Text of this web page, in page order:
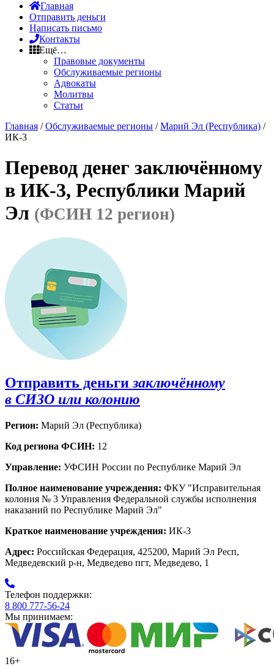
Главная
Отправить деньги
Написать письмо
Контакты
Ещё…
Правовые документы
Обслуживаемые регионы
Адвокаты
Молитвы
Статьи
Главная /Обслуживаемые регионы /Марий Эл (Республика) /
ИК-3
Перевод денег заключённому
в ИК-3, Республики Марий
Эл (ФСИН 12 регион)
Отправить деньги заключённому
в СИЗО или колонию
Регион: Марий Эл (Республика)
Код региона ФСИН: 12
Управление: УФСИН России по Республике Марий Эл
Полное наименование учреждения: ФКУ "Исправительная
колония № 3 Управления Федеральной службы исполнения
наказаний по Республике Марий Эл"
Краткое наименование учреждения: ИК-3
Адрес: Российская Федерация, 425200, Марий Эл Респ,
Медведевский р-н, Медведево пгт, Медведево, 1
Телефон поддержки:
8 800 777-56-24
Мы принимаем:
16+